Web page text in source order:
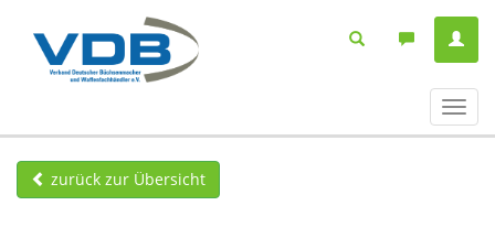
ein-/
zurück zur Übersicht